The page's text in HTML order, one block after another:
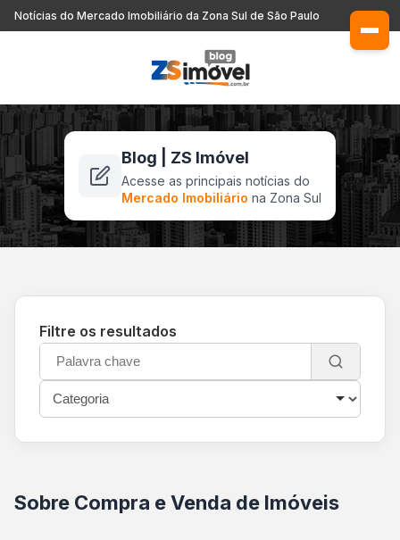
Notícias do Mercado Imobiliário da Zona Sul de São Paulo
Blog | ZS Imóvel
Acesse as principais notícias do
Mercado Imobiliário na Zona Sul
Filtre os resultados
Sobre Compra e Venda de Imóveis